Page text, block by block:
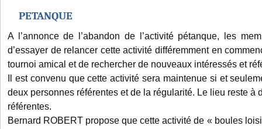
PETANQUE
A l’annonce de l’abandon de l’activité pétanque, les
d’essayer de relancer cette activité différemment en
tournoi amical et de rechercher de nouveaux intéressés et
Il est convenu que cette activité sera maintenue si et
deux personnes référentes et de la régularité. Le lieu reste à
référentes.
Bernard ROBERT propose que cette activité de « boules